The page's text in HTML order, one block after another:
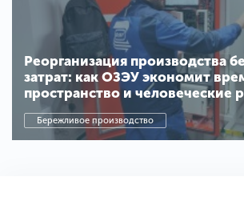
Реорганизация производства
затрат: как ОЗЭУ экономит
пространство и человеческие
Бережливое производство